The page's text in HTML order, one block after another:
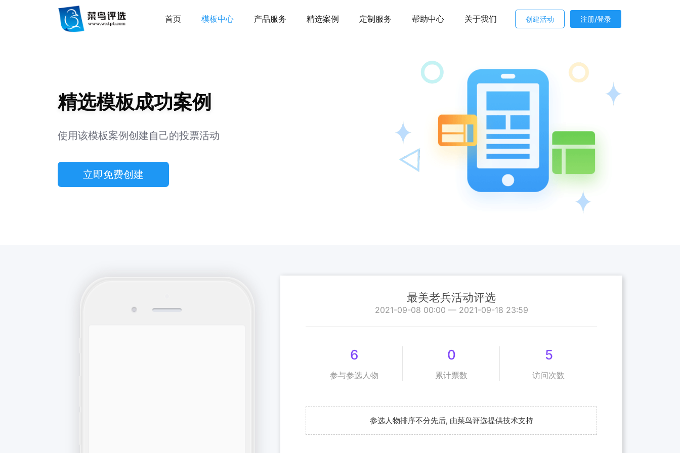
首页 模板中心 产品服务 精选案例 定制服务 帮助中心 关于我们 创建活动 注册/登录
精选模板成功案例
使用该模板案例创建自己的投票活动
立即免费创建
最美老兵活动评选
2021-09-08 00:00 — 2021-09-18 23:59
6
参与参选人物
0
累计票数
5
访问次数
参选人物排序不分先后, 由菜鸟评选提供技术支持